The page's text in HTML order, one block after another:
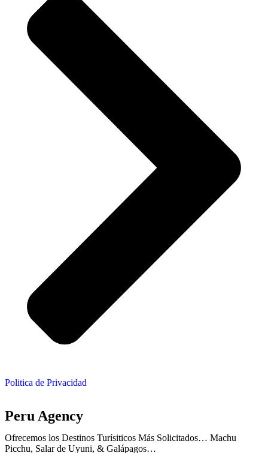
Politica de Privacidad
Peru Agency
Ofrecemos los Destinos Turísiticos Más Solicitados… Machu
Picchu, Salar de Uyuni, & Galápagos…